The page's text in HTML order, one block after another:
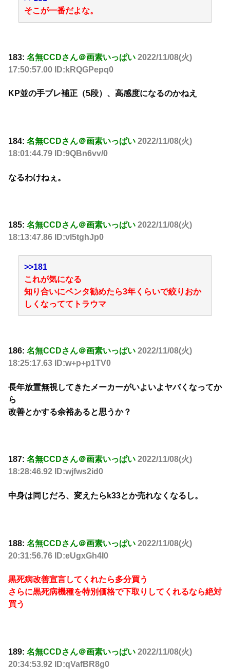
そこが一番だよな。
183: 名無CCDさん＠画素いっぱい 2022/11/08(火)
17:50:57.00 ID:kRQGPepq0
KP並の手ブレ補正（5段）、高感度になるのかねえ
184: 名無CCDさん＠画素いっぱい 2022/11/08(火)
18:01:44.79 ID:9QBn6vv/0
なるわけねぇ。
185: 名無CCDさん＠画素いっぱい 2022/11/08(火)
18:13:47.86 ID:vl5tghJp0
>>181
これが気になる
知り合いにペンタ勧めたら3年くらいで絞りおか
しくなっててトラウマ
186: 名無CCDさん＠画素いっぱい 2022/11/08(火)
18:25:17.63 ID:w+p+p1TV0
長年放置無視してきたメーカーがいよいよヤバくなってか
ら
改善とかする余裕あると思うか？
187: 名無CCDさん＠画素いっぱい 2022/11/08(火)
18:28:46.92 ID:wjfws2id0
中身は同じだろ、変えたらk33とか売れなくなるし。
188: 名無CCDさん＠画素いっぱい 2022/11/08(火)
20:31:56.76 ID:eUgxGh4I0
黒死病改善宣言してくれたら多分買う
さらに黒死病機種を特別価格で下取りしてくれるなら絶対
買う
189: 名無CCDさん＠画素いっぱい 2022/11/08(火)
20:34:53.92 ID:qVafBR8g0